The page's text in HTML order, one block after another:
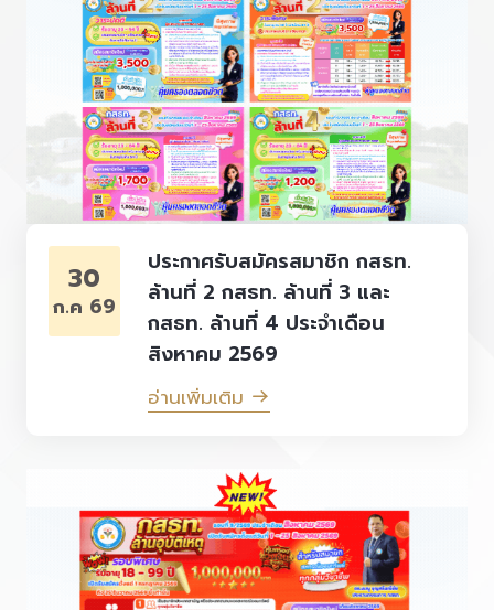
30
ก.ค 69
ประกาศรับสมัครสมาชิก กสธท.
ล้านที่ 2 กสธท. ล้านที่ 3 และ
กสธท. ล้านที่ 4 ประจำเดือน
สิงหาคม 2569
อ่านเพิ่มเติม